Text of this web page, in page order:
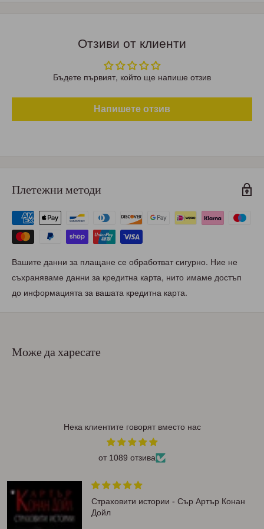
Отзиви от клиенти
Бъдете първият, който ще напише отзив
Напишете отзив
Плетежни методи
Вашите данни за плащане се обработват сигурно. Ние не
съхраняваме данни за кредитна карта, нито имаме достъп
до информацията за вашата кредитна карта.
Може да харесате
Нека клиентите говорят вместо нас
от 1089 отзива
Страховити истории - Сър Артър Конан
Дойл